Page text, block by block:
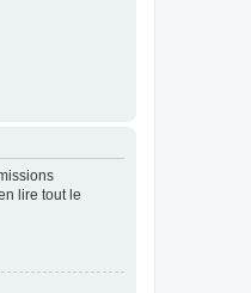
lire tout le